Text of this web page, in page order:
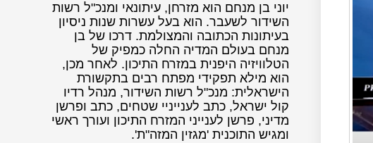
יוני בן מנחם הוא מזרחן, עיתונאי ומנכ"ל רשות
השידור לשעבר. הוא בעל עשרות שנות ניסיון
בעיתונות הכתובה והמצולמת. דרכו של בן
מנחם בעולם המדיה החלה כמפיק של
הטלוויזיה היפנית במזרח התיכון. לאחר מכן,
הוא מילא תפקידי מפתח רבים בתקשורת
הישראלית: מנכ"ל רשות השידור, מנהל רדיו
קול ישראל, כתב לענייניי שטחים, כתב ופרשן
מדיני, פרשן לענייני המזרח התיכון ועורך ראשי
ומגיש התוכנית 'מגזין המזה"ת'.